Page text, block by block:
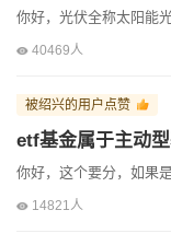
金牌吴顾问收到了
金牌吴顾问收到了来
金牌吴顾问收到了
40469人
被绍兴的用户点赞
etf基金属于主动
14821人